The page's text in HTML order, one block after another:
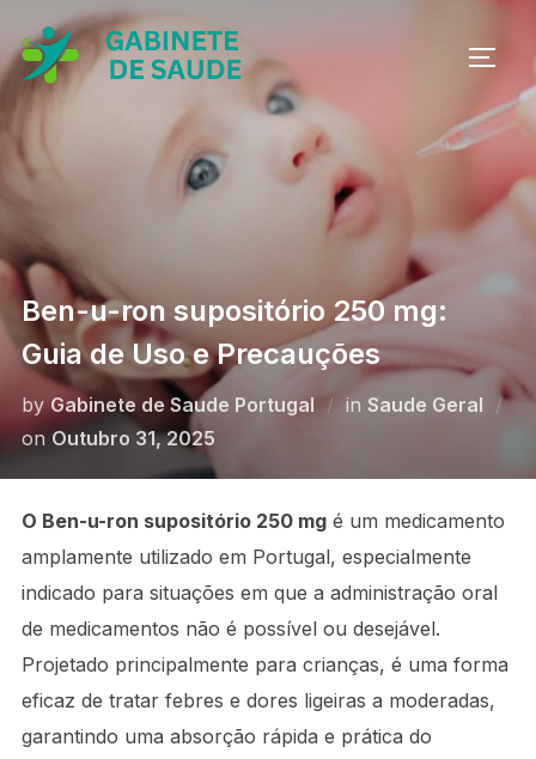
to
content
Ben-u-ron supositório 250 mg:
Guia de Uso e Precauções
by Gabinete de Saude Portugal in Saude Geral
on Posted
Outubro 31, 2025
O Ben-u-ron supositório 250 mgé um medicamento
amplamente utilizado em Portugal, especialmente
indicado para situações em que a administração oral
de medicamentos não é possível ou desejável.
Projetado principalmente para crianças, é uma forma
eficaz de tratar febres e dores ligeiras a moderadas,
garantindo uma absorção rápida e prática do